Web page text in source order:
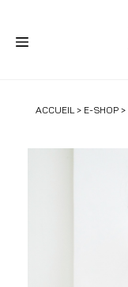
ACCUEIL> E-SHOP>